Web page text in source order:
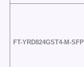
FT-YRD824GST4-M-SFP